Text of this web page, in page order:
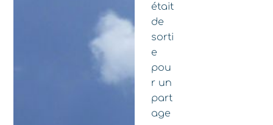
était
de
sorti
e
pou
r un
part
age